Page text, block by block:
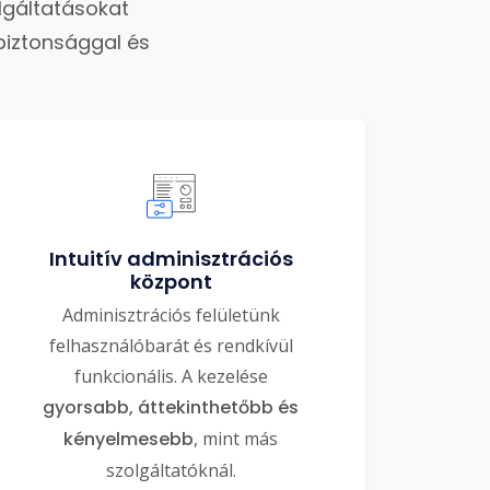
és
Intuitív adminisztrációs
központ
Adminisztrációs felületünk
felhasználóbarát és rendkívül
funkcionális. A kezelése
gyorsabb, áttekinthetőbb és
kényelmesebb, mint más
szolgáltatóknál.